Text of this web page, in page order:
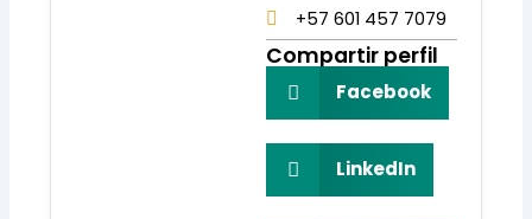
+57 601 457 7079
Compartir perfil
Facebook
LinkedIn